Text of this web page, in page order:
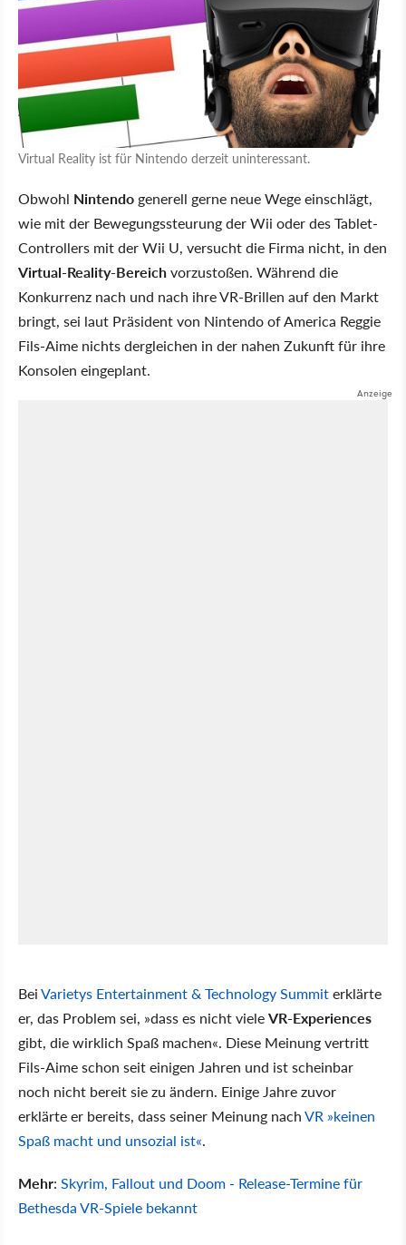
Virtual Reality ist für Nintendo derzeit uninteressant.
Obwohl Nintendo generell gerne neue Wege einschlägt,
wie mit der Bewegungssteurung der Wii oder des Tablet-
Controllers mit der Wii U, versucht die Firma nicht, in den
Virtual-Reality-Bereichvorzustoßen. Während die
Konkurrenz nach und nach ihre VR-Brillen auf den Markt
bringt, sei laut Präsident von Nintendo of America Reggie
Fils-Aime nichts dergleichen in der nahen Zukunft für ihre
Konsolen eingeplant.
BeiVarietys Entertainment & Technology Summiterklärte
er, das Problem sei, »dass es nicht vieleVR-Experiences
gibt, die wirklich Spaß machen«. Diese Meinung vertritt
Fils-Aime schon seit einigen Jahren und ist scheinbar
noch nicht bereit sie zu ändern. Einige Jahre zuvor
erklärte er bereits, dass seiner Meinung nachVR »keinen
Spaß macht und unsozial ist«.
Mehr: Skyrim, Fallout und Doom - Release-Termine für
Bethesda VR-Spiele bekannt